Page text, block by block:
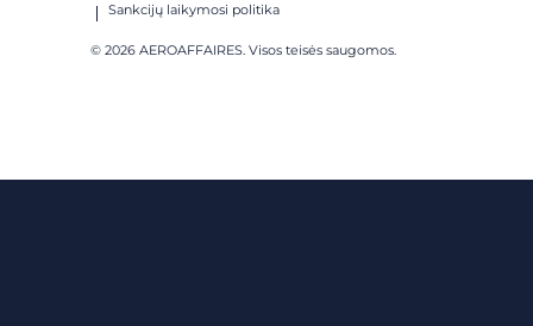
Sankcijų laikymosi politika
© 2026 AEROAFFAIRES. Visos teisės saugomos.